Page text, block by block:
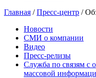
Главная /Пресс-центр /
Новости
СМИ о компании
Видео
Пресс-релизы
Служба по связям с
массовой